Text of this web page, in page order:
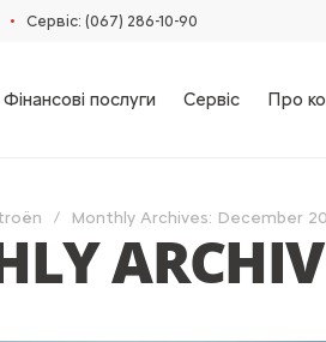
• Сервіс: (067) 286-10-90
Фінансові послуги Сервіс Про
Monthly Archives: December